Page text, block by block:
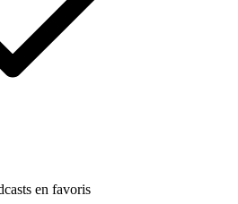
en favoris